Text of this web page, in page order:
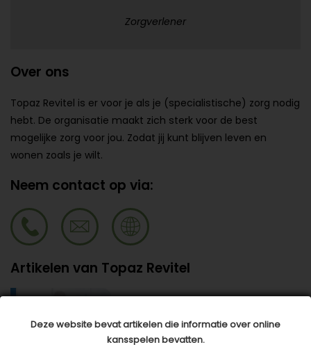
Deze website bevat artikelen die informatie over online
kansspelen bevatten.
Zorgverlener
Over ons
Topaz Revitel is er voor je als je (specialistische) zorg nodig
hebt. De organisatie maakt zich sterk voor de best
mogelijke zorg voor jou. Zodat jij kunt blijven leven en
wonen zoals je wilt.
Neem contact op via:
Artikelen van Topaz Revitel
revalidatieperiode soms onvermijdelijk,
bijvoorbeeld na een ongeluk …